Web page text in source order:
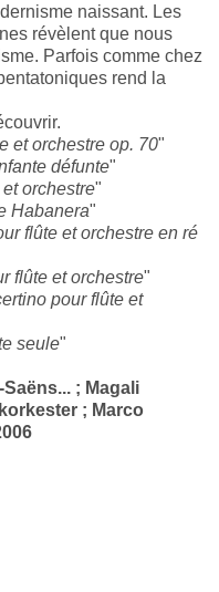
naissant. Les
révèlent que nous
Parfois comme chez
rend la
et orchestre op. 70"
défunte"
orchestre"
Habanera"
flûte et orchestre en ré
flûte et orchestre"
pour flûte et
seule"
; Magali
; Marco